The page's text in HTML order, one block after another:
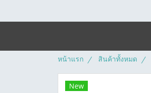
หน้าแรก สินค้าทั้งหมด
New